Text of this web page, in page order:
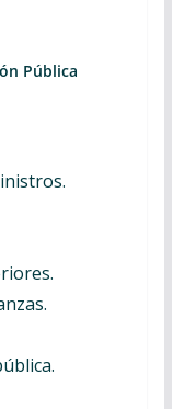
Pública